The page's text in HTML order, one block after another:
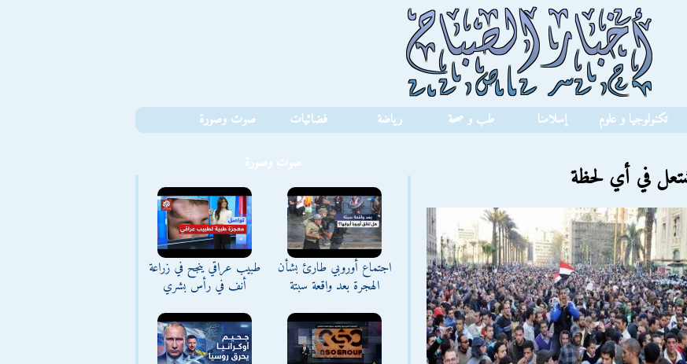
تكنولوجيا و علوم إسلامنا طب و صحة رياضة فضائيات صوت وصورة
في أي لحظة
اجتماع أوروبي طارئ بشأن
الهجرة بعد واقعة سبتة
طبيب عراقي ينجح في زراعة
أنف في رأس بشري